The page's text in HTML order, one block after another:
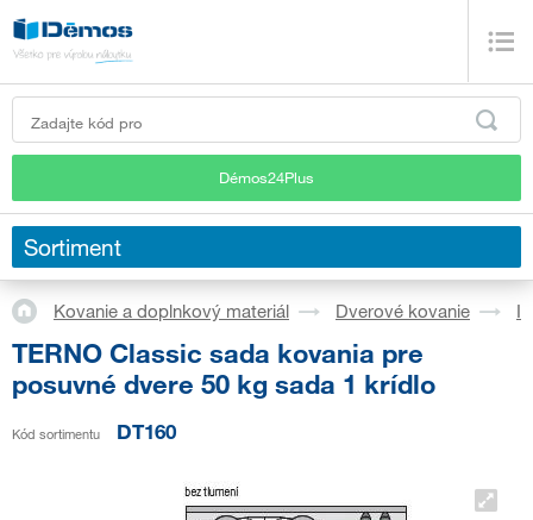
Démos24Plus
Sortiment
Kovanie a doplnkový materiál Dverové kovanie
TERNO Classic sada kovania pre
posuvné dvere 50 kg sada 1 krídlo
Kód sortimentu DT160